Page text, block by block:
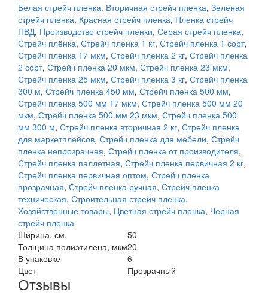
Белая стрейч пленка, Вторичная стрейч пленка, Зеленая
стрейч пленка, Красная стрейч пленка, Пленка стрейч
ПВД, Производство стрейч пленки, Серая стрейч пленка,
Стрейч плёнка, Стрейч пленка 1 кг, Стрейч пленка 1 сорт,
Стрейч пленка 17 мкм, Стрейч пленка 2 кг, Стрейч пленка
2 сорт, Стрейч пленка 20 мкм, Стрейч пленка 23 мкм,
Стрейч пленка 25 мкм, Стрейч пленка 3 кг, Стрейч пленка
300 м, Стрейч пленка 450 мм, Стрейч пленка 500 мм,
Стрейч пленка 500 мм 17 мкм, Стрейч пленка 500 мм 20
мкм, Стрейч пленка 500 мм 23 мкм, Стрейч пленка 500
мм 300 м, Стрейч пленка вторичная 2 кг, Стрейч пленка
для маркетплейсов, Стрейч пленка для мебели, Стрейч
пленка непрозрачная, Стрейч пленка от производителя,
Стрейч пленка паллетная, Стрейч пленка первичная 2 кг,
Стрейч пленка первичная оптом, Стрейч пленка
прозрачная, Стрейч пленка ручная, Стрейч пленка
техническая, Строительная стрейч пленка,
Хозяйственные товары, Цветная стрейч пленка, Черная
стрейч пленка
Ширина, см.
50
Толщина полиэтилена, мкм20
В упаковке
6
Цвет
Прозрачный
Отзывы